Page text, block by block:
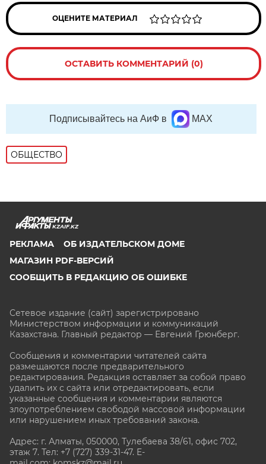
ОЦЕНИТЕ МАТЕРИАЛ
ОСТАВИТЬ КОММЕНТАРИЙ (0)
Подписывайтесь на АиФ в MAX
ОБЩЕСТВО
KZAIF.KZ
РЕКЛАМА
ОБ ИЗДАТЕЛЬСКОМ ДОМЕ
МАГАЗИН PDF-ВЕРСИЙ
СООБЩИТЬ В РЕДАКЦИЮ ОБ ОШИБКЕ
Сетевое издание (сайт) зарегистрировано
Министерством информации и коммуникаций
Казахстана. Главный редактор — Евгений Грюнберг.
Сообщения и комментарии читателей сайта
размещаются после предварительного
редактирования. Редакция оставляет за собой право
удалить их с сайта или отредактировать, если
указанные сообщения и комментарии являются
злоупотреблением свободой массовой информации
или нарушением иных требований закона.
Адрес: г. Алматы, 050000, Тулебаева 38/61, офис 702,
этаж 7. Тел: +7 (727) 339-31-47. E-